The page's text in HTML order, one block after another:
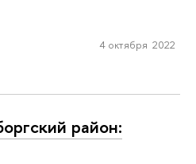
4 октября 2022
район: